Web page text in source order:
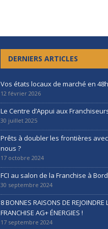
Le Centre d’Appui
aux Franchiseurs
Une nouvelle ressource
stratégique signée France
Consulting Lancer, structurer ou
piloter un réseau de franchise
ne devrait jamais être un[...]
DERNIERS ARTICLES
Vos états locaux de marché en 48h
12 février 2026
Le Centre d’Appui aux
30 juillet 2025
Prêts à doubler les frontières avec
nous ?
17 octobre 2024
FCI au salon de la Franchise à
30 septembre 2024
8 BONNES RAISONS DE REJOINDRE
FRANCHISE AG+ ÉNERGIES !
17 septembre 2024